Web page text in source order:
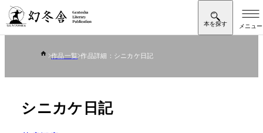
作品一覧 作品詳細：シニカケ日記
シニカケ日記